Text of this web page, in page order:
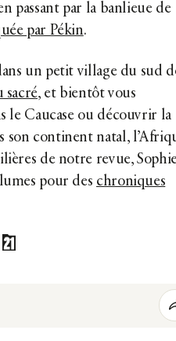
passant par la banlieue de
par Pékin.
un petit village du sud
sacré, et bientôt vous
le Caucase ou découvrir la
son continent natal,
de notre revue,
pour des chroniques